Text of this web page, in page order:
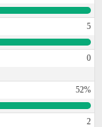
5
0
52%
2